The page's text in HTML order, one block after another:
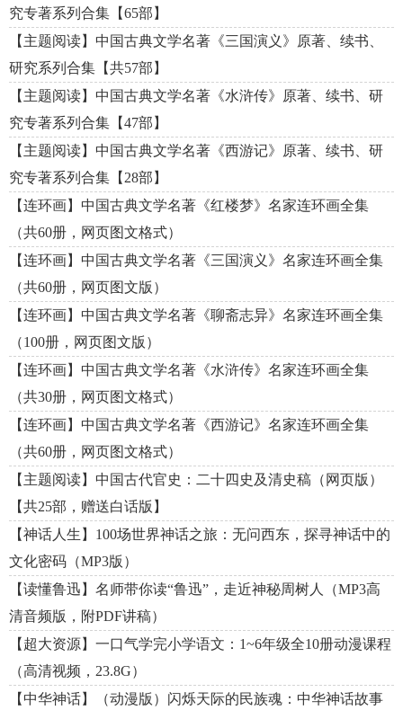
究专著系列合集【65部】
【主题阅读】中国古典文学名著《三国演义》原著、续书、
研究系列合集【共57部】
【主题阅读】中国古典文学名著《水浒传》原著、续书、研
究专著系列合集【47部】
【主题阅读】中国古典文学名著《西游记》原著、续书、研
究专著系列合集【28部】
【连环画】中国古典文学名著《红楼梦》名家连环画全集
（共60册，网页图文格式）
【连环画】中国古典文学名著《三国演义》名家连环画全集
（共60册，网页图文版）
【连环画】中国古典文学名著《聊斋志异》名家连环画全集
（100册，网页图文版）
【连环画】中国古典文学名著《水浒传》名家连环画全集
（共30册，网页图文格式）
【连环画】中国古典文学名著《西游记》名家连环画全集
（共60册，网页图文格式）
【主题阅读】中国古代官史：二十四史及清史稿（网页版）
【共25部，赠送白话版】
【神话人生】100场世界神话之旅：无问西东，探寻神话中的
文化密码（MP3版）
【读懂鲁迅】名师带你读“鲁迅”，走近神秘周树人（MP3高
清音频版，附PDF讲稿）
【超大资源】一口气学完小学语文：1~6年级全10册动漫课程
（高清视频，23.8G）
【中华神话】（动漫版）闪烁天际的民族魂：中华神话故事